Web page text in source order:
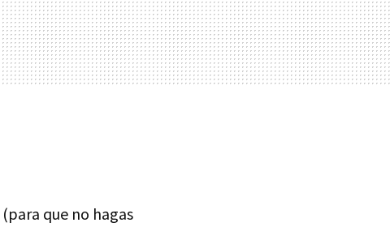
(para que no hagas